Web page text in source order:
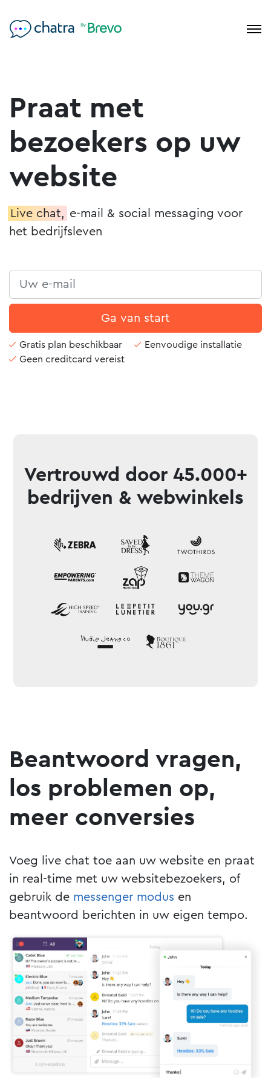
Praat met
bezoekers op uw
website
Live chat, e-mail & social messaging voor
het bedrijfsleven
Ga van start
Gratis plan beschikbaar
Eenvoudige installatie
Geen creditcard vereist
Vertrouwd door 45.000+
bedrijven & webwinkels
Beantwoord vragen,
los problemen op,
meer conversies
Voeg live chat toe aan uw website en praat
in real-time met uw websitebezoekers, of
gebruik de messenger modus en
beantwoord berichten in uw eigen tempo.